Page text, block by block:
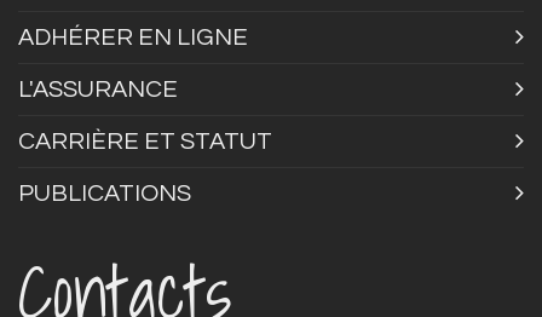
ADHÉRER EN LIGNE
L'ASSURANCE
CARRIÈRE ET STATUT
PUBLICATIONS
Contacts